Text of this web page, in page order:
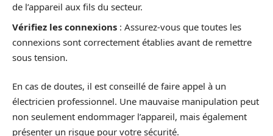
de l’appareil aux fils du secteur.
Vérifiez les connexions : Assurez-vous que toutes les
connexions sont correctement établies avant de remettre
sous tension.
En cas de doutes, il est conseillé de faire appel à un
électricien professionnel. Une mauvaise manipulation peut
non seulement endommager l’appareil, mais également
présenter un risque pour votre sécurité.